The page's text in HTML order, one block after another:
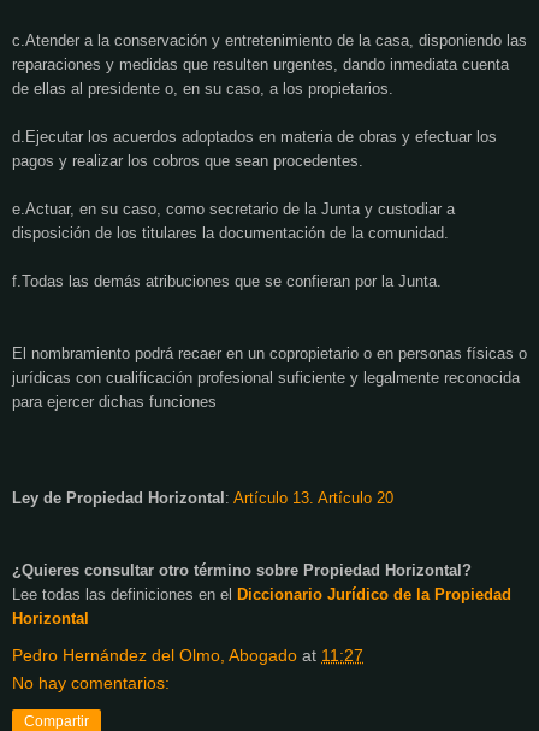
c.Atender a la conservación y entretenimiento de la casa, disponiendo las
reparaciones y medidas que resulten urgentes, dando inmediata cuenta
de ellas al presidente o, en su caso, a los propietarios.
d.Ejecutar los acuerdos adoptados en materia de obras y efectuar los
pagos y realizar los cobros que sean procedentes.
e.Actuar, en su caso, como secretario de la Junta y custodiar a
disposición de los titulares la documentación de la comunidad.
f.Todas las demás atribuciones que se confieran por la Junta.
El nombramiento podrá recaer en un copropietario o en personas físicas o
jurídicas con cualificación profesional suficiente y legalmente reconocida
para ejercer dichas funciones
Ley de Propiedad Horizontal: Artículo 13. Artículo 20
¿Quieres consultar otro término sobre Propiedad Horizontal?
Lee todas las definiciones en el Diccionario Jurídico de la Propiedad
Horizontal
Pedro Hernández del Olmo, Abogado at 11:27
No hay comentarios:
Compartir